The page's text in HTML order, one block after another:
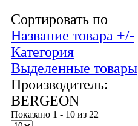
Сортировать по
Название товара +/-
Категория
Выделенные товары
Производитель:
BERGEON
Показано 1 - 10 из 22